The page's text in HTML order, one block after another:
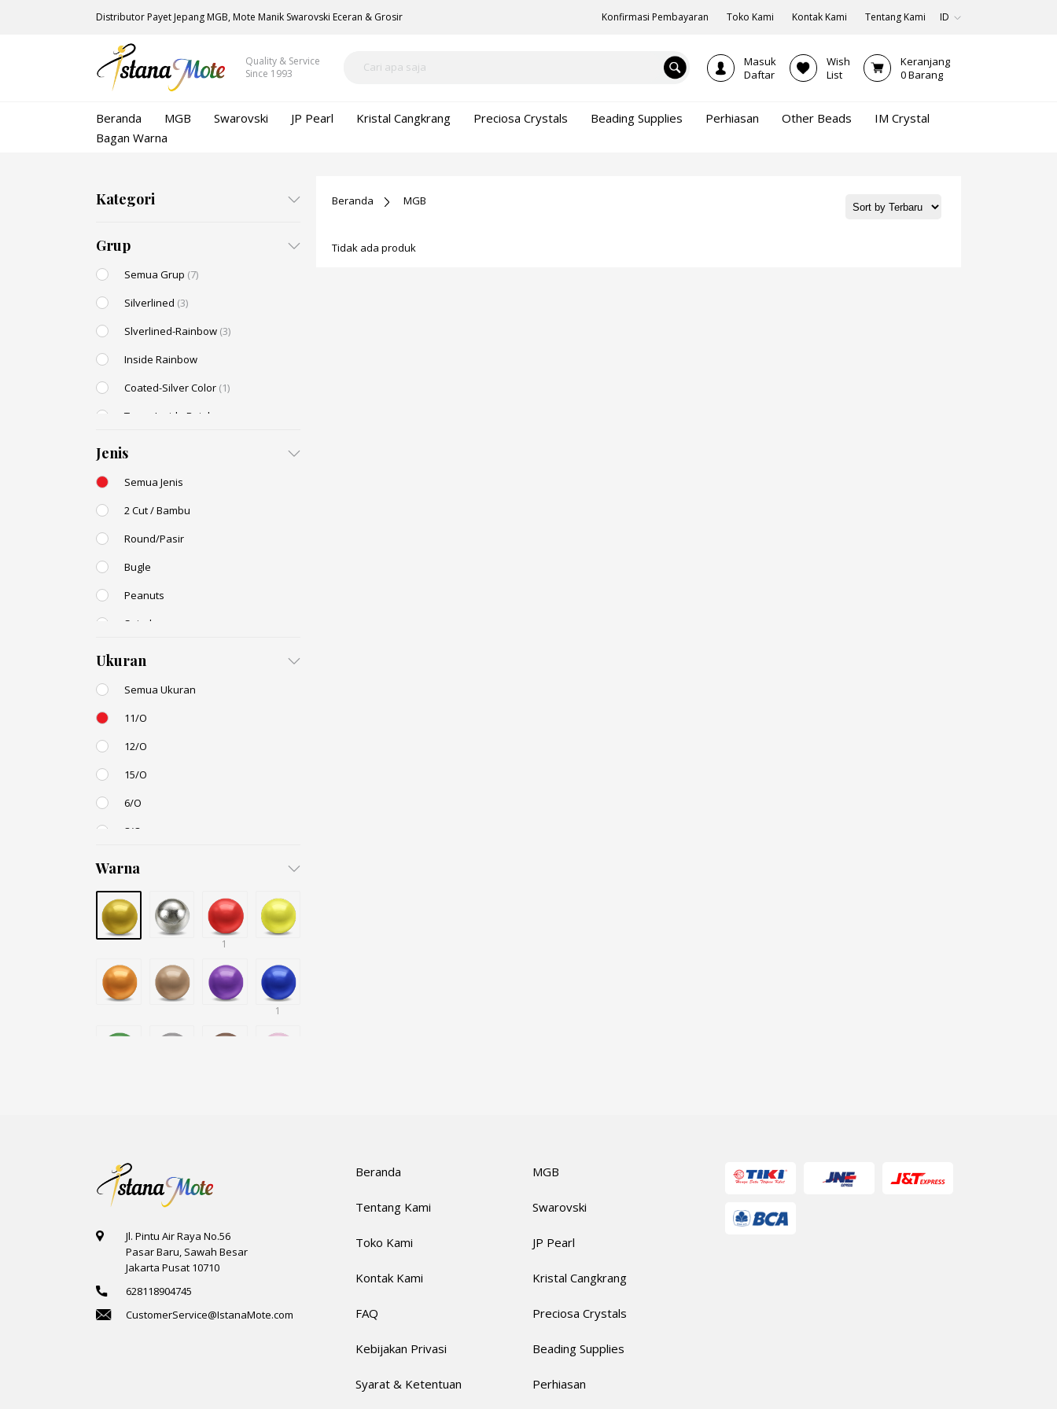
Distributor Payet Jepang MGB, Mote Manik Swarovski Eceran & Grosir Konfirmasi Pembayaran Toko Kami Kontak Kami Tentang Kami ID
Quality & Service
Since 1993
Masuk
Daftar
Wish
List
Keranjang
0Barang
Beranda MGB Swarovski JP Pearl Kristal Cangkrang Preciosa Crystals Beading Supplies Perhiasan Other Beads
IM Crystal
Bagan Warna
Kategori
Grup
Semua Grup (7)
Silverlined (3)
Slverlined-Rainbow (3)
Inside Rainbow
Coated-Silver Color (1)
Trans-Inside Rainbow
Jenis
Semua Jenis
2 Cut / Bambu
Round/Pasir
Bugle
Peanuts
Spiral
Ukuran
Semua Ukuran
11/O
12/O
15/O
6/O
8/O
6mm
12mm
Small / S-P
Warna
1
1
Beranda MGB
Tidak ada produk
Jl. Pintu Air Raya No.56
Pasar Baru, Sawah Besar
Jakarta Pusat 10710
628118904745
CustomerService@IstanaMote.com
Beranda
Tentang Kami
Toko Kami
Kontak Kami
FAQ
Kebijakan Privasi
Syarat & Ketentuan
MGB
Swarovski
JP Pearl
Kristal Cangkrang
Preciosa Crystals
Beading Supplies
Perhiasan